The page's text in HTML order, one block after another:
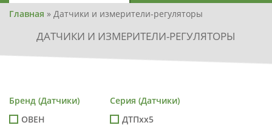
Вы
здесь
Главная » Датчики и измерители-регуляторы
ДАТЧИКИ И ИЗМЕРИТЕЛИ-РЕГУЛЯТОРЫ
Бренд (Датчики)
ОВЕН
Серия (Датчики)
ДТПхх5